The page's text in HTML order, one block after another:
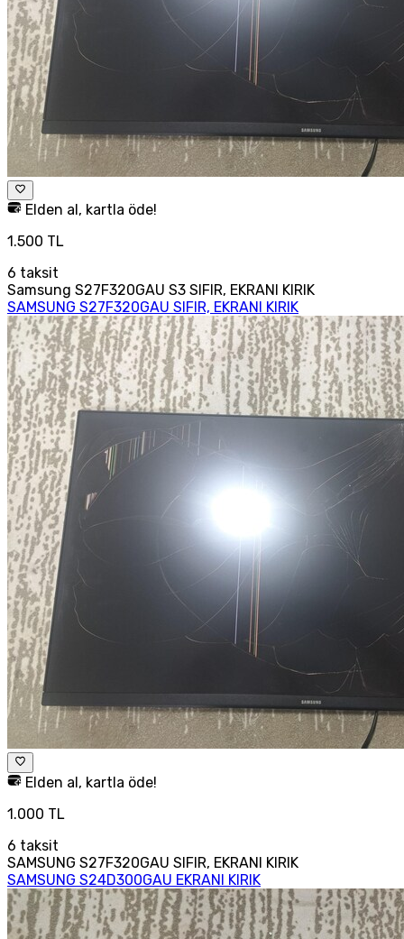
Elden al, kartla öde!
1.500 TL
6 taksit
Samsung S27F320GAU S3 SIFIR, EKRANI KIRIK
SAMSUNG S27F320GAU SIFIR, EKRANI KIRIK
Elden al, kartla öde!
1.000 TL
6 taksit
SAMSUNG S27F320GAU SIFIR, EKRANI KIRIK
SAMSUNG S24D300GAU EKRANI KIRIK